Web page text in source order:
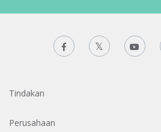
Tindakan
Perusahaan